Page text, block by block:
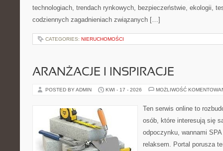
technologiach, trendach rynkowych, bezpieczeństwie, ekologii,
codziennych zagadnieniach związanych […]
CATEGORIES: NIERUCHOMOŚCI
ARANŻACJE I INSPIRACJE
POSTED BY ADMIN KWI - 17 - 2026 MOŻLIWOŚĆ
Ten serwis online to
osób, które interesują się
odpoczynku, wannami
relaksem. Portal porusza